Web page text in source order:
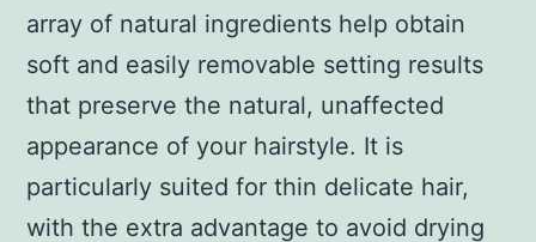
array of natural ingredients help obtain
soft and easily removable setting results
that preserve the natural, unaffected
appearance of your hairstyle. It is
particularly suited for thin delicate hair,
with the extra advantage to avoid drying